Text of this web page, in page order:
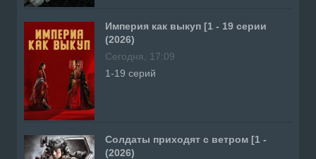
Империя как выкуп [1 - 19 серии
(2026)
Сегодня, 17:09
1-19 серий
Солдаты приходят с ветром [1 -
(2026)